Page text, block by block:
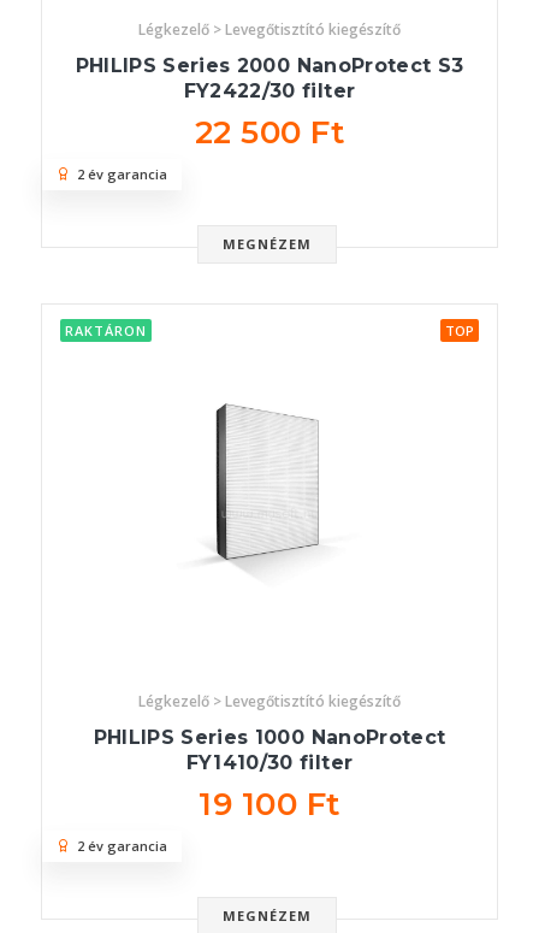
Légkezelő > Levegőtisztító kiegészítő
PHILIPS Series 2000 NanoProtect S3
FY2422/30 filter
22 500 Ft
MEGNÉZEM
2 év garancia
RAKTÁRON TOP
Légkezelő > Levegőtisztító kiegészítő
PHILIPS Series 1000 NanoProtect
FY1410/30 filter
19 100 Ft
MEGNÉZEM
2 év garancia